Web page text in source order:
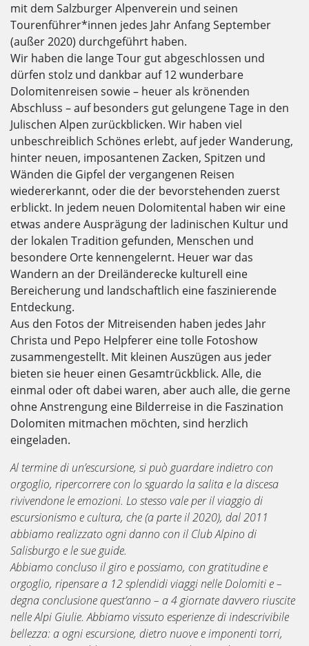
mit dem Salzburger Alpenverein und seinen
Tourenführer*innen jedes Jahr Anfang September
(außer 2020) durchgeführt haben.
Wir haben die lange Tour gut abgeschlossen und
dürfen stolz und dankbar auf 12 wunderbare
Dolomitenreisen sowie – heuer als krönenden
Abschluss – auf besonders gut gelungene Tage in den
Julischen Alpen zurückblicken. Wir haben viel
unbeschreiblich Schönes erlebt, auf jeder Wanderung,
hinter neuen, imposantenen Zacken, Spitzen und
Wänden die Gipfel der vergangenen Reisen
wiedererkannt, oder die der bevorstehenden zuerst
erblickt. In jedem neuen Dolomitental haben wir eine
etwas andere Ausprägung der ladinischen Kultur und
der lokalen Tradition gefunden, Menschen und
besondere Orte kennengelernt. Heuer war das
Wandern an der Dreiländerecke kulturell eine
Bereicherung und landschaftlich eine faszinierende
Entdeckung.
Aus den Fotos der Mitreisenden haben jedes Jahr
Christa und Pepo Helpferer eine tolle Fotoshow
zusammengestellt. Mit kleinen Auszügen aus jeder
bieten sie heuer einen Gesamtrückblick. Alle, die
einmal oder oft dabei waren, aber auch alle, die gerne
ohne Anstrengung eine Bilderreise in die Faszination
Dolomiten mitmachen möchten, sind herzlich
eingeladen.
Al termine di un’escursione, si può guardare indietro con
orgoglio, ripercorrere con lo sguardo la salita e la discesa
rivivendone le emozioni. Lo stesso vale per il viaggio di
escursionismo e cultura, che (a parte il 2020), dal 2011
abbiamo realizzato ogni danno con il Club Alpino di
Salisburgo e le sue guide.
Abbiamo concluso il giro e possiamo, con gratitudine e
orgoglio, ripensare a 12 splendidi viaggi nelle Dolomiti e –
degna conclusione quest’anno – a 4 giornate davvero riuscite
nelle Alpi Giulie. Abbiamo vissuto esperienze di indescrivibile
bellezza: a ogni escursione, dietro nuove e imponenti torri,